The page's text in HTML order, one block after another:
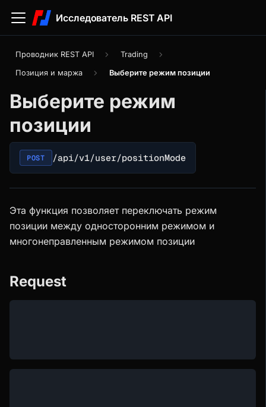
Исследователь REST API
Проводник REST API Trading
Позиция и маржа Выберите режим позиции
Выберите режим
позиции
POST /api/v1/user/positionMode
Эта функция позволяет переключать режим
позиции между односторонним режимом и
многонеправленным режимом позиции
Request